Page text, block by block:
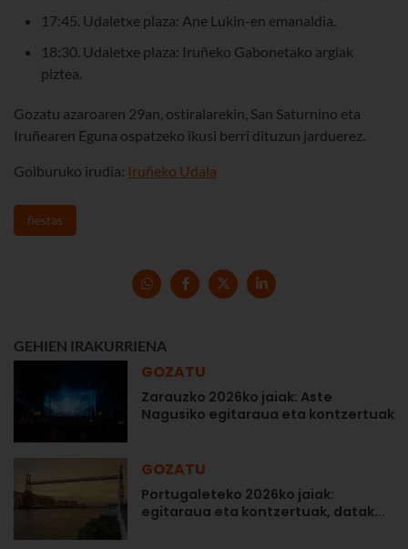
17:45. Udaletxe plaza: Ane Lukin-en emanaldia.
18:30. Udaletxe plaza: Iruñeko Gabonetako argiak
piztea.
Gozatu azaroaren 29an, ostiralarekin, San Saturnino eta
Iruñearen Eguna ospatzeko ikusi berri dituzun jarduerez.
Goiburuko irudia: Iruñeko Udala
fiestas
GEHIEN IRAKURRIENA
GOZATU
Zarauzko 2026ko jaiak: Aste
Nagusiko egitaraua eta kontzertuak
GOZATU
Portugaleteko 2026ko jaiak:
egitaraua eta kontzertuak, datak...